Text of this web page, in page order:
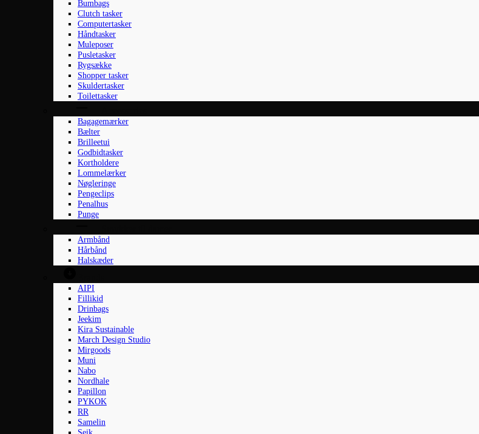
Bumbags
Clutch tasker
Computertasker
Håndtasker
Muleposer
Pusletasker
Rygsække
Shopper tasker
Skuldertasker
Toilettasker
Bagagemærker
Bælter
Brilleetui
Godbidtasker
Kortholdere
Lommelærker
Nøgleringe
Pengeclips
Penalhus
Punge
Armbånd
Hårbånd
Halskæder
AIPI
Fillikid
Drinbags
Jeekim
Kira Sustainable
March Design Studio
Mirgoods
Muni
Nabo
Nordhale
Papillon
PYKOK
RR
Samelin